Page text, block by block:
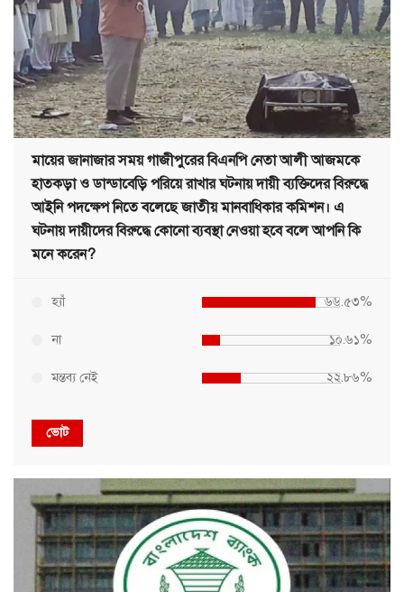
মায়ের জানাজার সময় গাজীপুরের বিএনপি নেতা আলী আজমকে
হাতকড়া ও ডান্ডাবেড়ি পরিয়ে রাখার ঘটনায় দায়ী ব্যক্তিদের বিরুদ্ধে
আইনি পদক্ষেপ নিতে বলেছে জাতীয় মানবাধিকার কমিশন। এ
ঘটনায় দায়ীদের বিরুদ্ধে কোনো ব্যবস্থা নেওয়া হবে বলে আপনি কি
মনে করেন?
হ্যাঁ ৬৬.৫৩%
না ১০.৬১%
মন্তব্য নেই ২২.৮৬%
ভোট